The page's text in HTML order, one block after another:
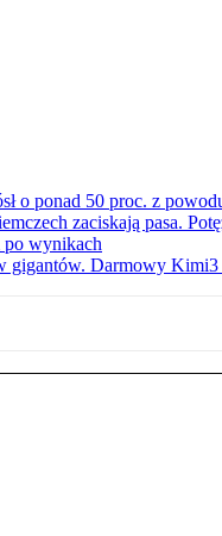
o ponad 50 proc. z
zaciskają pasa.
po wynikach
gigantów. Darmowy Kimi3